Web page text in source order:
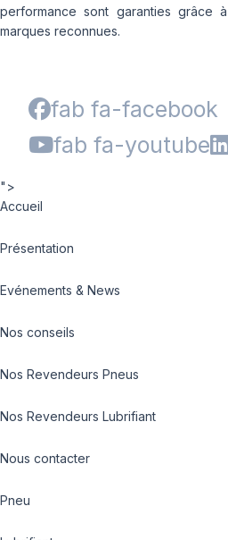
performance sont garanties grâce
marques reconnues.
fab fa-facebook
fab fa-youtube
">
Accueil
Présentation
Evénements & News
Nos conseils
Nos Revendeurs Pneus
Nos Revendeurs Lubrifiant
Nous contacter
Pneu